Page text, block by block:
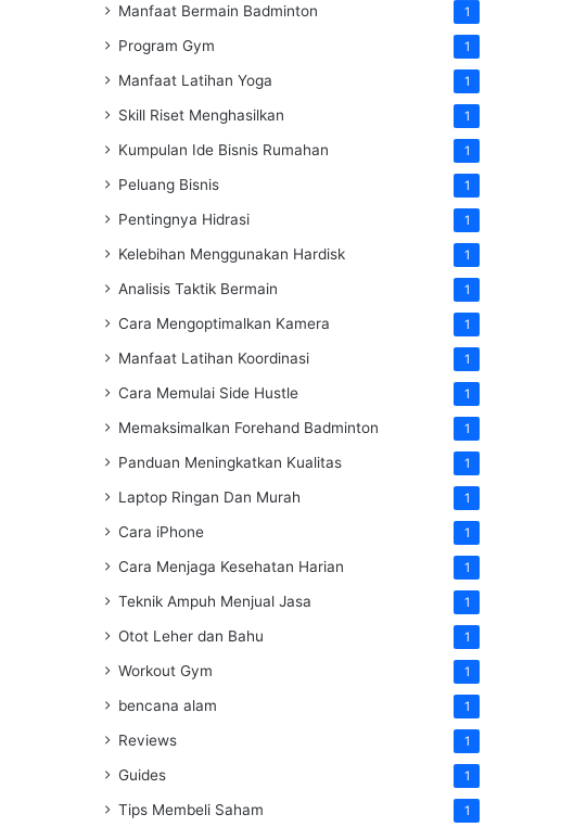
Manfaat Bermain Badminton 1
Program Gym 1
Manfaat Latihan Yoga 1
Skill Riset Menghasilkan 1
Kumpulan Ide Bisnis Rumahan 1
Peluang Bisnis 1
Pentingnya Hidrasi 1
Kelebihan Menggunakan Hardisk 1
Analisis Taktik Bermain 1
Cara Mengoptimalkan Kamera 1
Manfaat Latihan Koordinasi 1
Cara Memulai Side Hustle 1
Memaksimalkan Forehand Badminton 1
Panduan Meningkatkan Kualitas 1
Laptop Ringan Dan Murah 1
Cara iPhone 1
Cara Menjaga Kesehatan Harian 1
Teknik Ampuh Menjual Jasa 1
Otot Leher dan Bahu 1
Workout Gym 1
bencana alam 1
Reviews 1
Guides 1
Tips Membeli Saham 1